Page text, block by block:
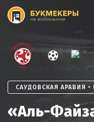
Skip
САУДОВСКАЯ АРАВИЯ •
«Аль-